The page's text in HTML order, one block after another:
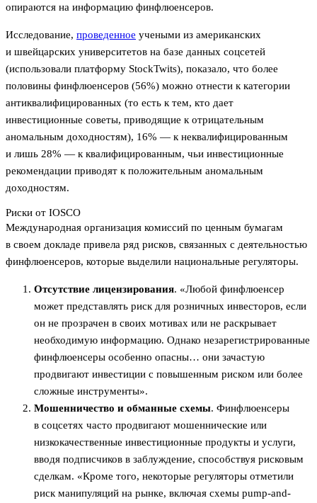
опираются на информацию финфлюенсеров.
Исследование, проведенное учеными из американских
и швейцарских университетов на базе данных соцсетей
(использовали платформу StockTwits), показало, что более
половины финфлюенсеров (56%) можно отнести к категории
антиквалифицированных (то есть к тем, кто дает
инвестиционные советы, приводящие к отрицательным
аномальным доходностям), 16% — к неквалифицированным
и лишь 28% — к квалифицированным, чьи инвестиционные
рекомендации приводят к положительным аномальным
доходностям.
Риски от IOSCO
Международная организация комиссий по ценным бумагам
в своем докладе привела ряд рисков, связанных с деятельностью
финфлюенсеров, которые выделили национальные регуляторы.
Отсутствие лицензирования. «Любой финфлюенсер
может представлять риск для розничных инвесторов, если
он не прозрачен в своих мотивах или не раскрывает
необходимую информацию. Однако незарегистрированные
финфлюенсеры особенно опасны… они зачастую
продвигают инвестиции с повышенным риском или более
сложные инструменты».
Мошенничество и обманные схемы. Финфлюенсеры
в соцсетях часто продвигают мошеннические или
низкокачественные инвестиционные продукты и услуги,
вводя подписчиков в заблуждение, способствуя рисковым
сделкам. «Кроме того, некоторые регуляторы отметили
риск манипуляций на рынке, включая схемы pump-and-